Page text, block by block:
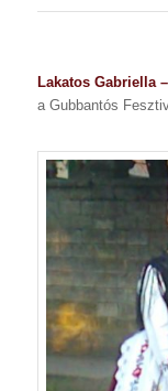
Lakatos Gabriella
a Gubbantós